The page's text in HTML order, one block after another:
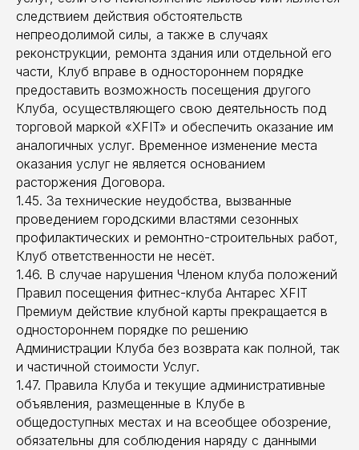
следствием действия обстоятельств
непреодолимой силы, а также в случаях
реконструкции, ремонта здания или отдельной его
части, Клуб вправе в одностороннем порядке
предоставить возможность посещения другого
Клуба, осуществляющего свою деятельность под
торговой маркой «XFIT» и обеспечить оказание им
аналогичных услуг. Временное изменение места
оказания услуг не является основанием
расторжения Договора.
1.45. За технические неудобства, вызванные
проведением городскими властями сезонных
профилактических и ремонтно-строительных работ,
Клуб ответственности не несёт.
1.46. В случае нарушения Членом клуба положений
Правил посещения фитнес-клуба Антарес XFIT
Премиум действие клубной карты прекращается в
одностороннем порядке по решению
Администрации Клуба без возврата как полной, так
и частичной стоимости Услуг.
1.47. Правила Клуба и текущие административные
объявления, размещенные в Клубе в
общедоступных местах и на всеобщее обозрение,
обязательны для соблюдения наряду с данными